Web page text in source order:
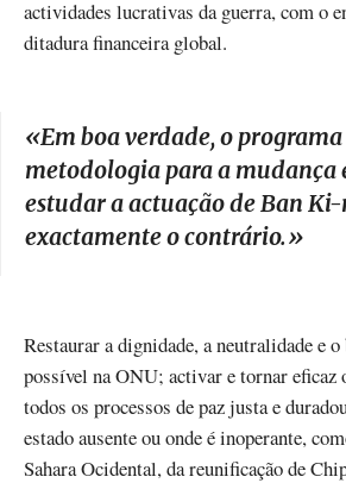
actividades lucrativas da guerra, com o
ditadura financeira global.
«Em boa verdade, o programa
metodologia para a
estudar a actuação de Ban
exactamente o contrário.»
Restaurar a dignidade, a neutralidade e
possível na ONU; activar e tornar eficaz
todos os processos de paz justa e
estado ausente ou onde é inoperante,
Sahara Ocidental, da reunificação de